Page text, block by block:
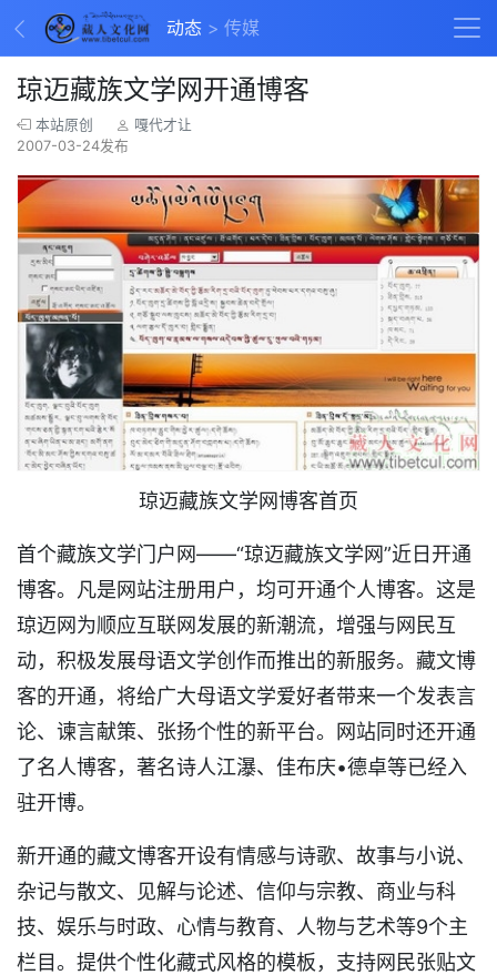
动态 传媒
琼迈藏族文学网开通博客
本站原创
嘎代才让
2007-03-24发布
琼迈藏族文学网博客首页
首个藏族文学门户网——“琼迈藏族文学网”近日开通
博客。凡是网站注册用户，均可开通个人博客。这是
琼迈网为顺应互联网发展的新潮流，增强与网民互
动，积极发展母语文学创作而推出的新服务。藏文博
客的开通，将给广大母语文学爱好者带来一个发表言
论、谏言献策、张扬个性的新平台。网站同时还开通
了名人博客，著名诗人江瀑、佳布庆•德卓等已经入
驻开博。
新开通的藏文博客开设有情感与诗歌、故事与小说、
杂记与散文、见解与论述、信仰与宗教、商业与科
技、娱乐与时政、心情与教育、人物与艺术等9个主
栏目。提供个性化藏式风格的模板，支持网民张贴文